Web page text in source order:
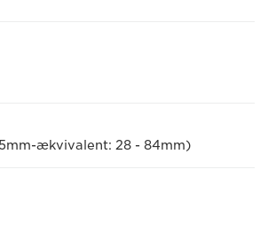
ækvivalent: 28 - 84mm)